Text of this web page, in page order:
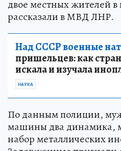
двое местных жителей в
рассказали в МВД ЛНР.
Над СССР военные
пришельцев: как
искала и изучала
НАУКА
По данным полиции,
машины два динамика,
набор металлических